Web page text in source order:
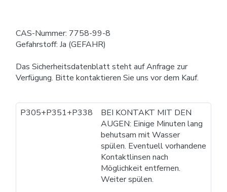
CAS-Nummer: 7758-99-8
Gefahrstoff: Ja (GEFAHR)
Das Sicherheitsdatenblatt steht auf Anfrage zur
Verfügung. Bitte kontaktieren Sie uns vor dem Kauf.
P305+P351+P338
BEI KONTAKT MIT DEN
AUGEN: Einige Minuten lang
behutsam mit Wasser
spülen. Eventuell vorhandene
Kontaktlinsen nach
Möglichkeit entfernen.
Weiter spülen.